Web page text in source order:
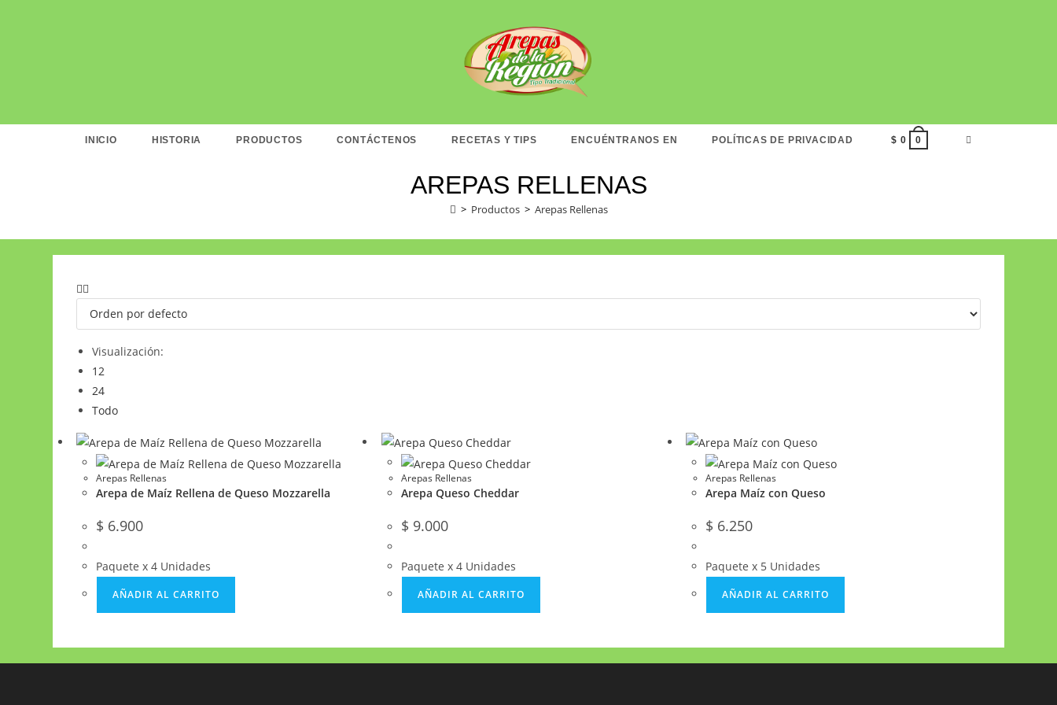
INICIO HISTORIA PRODUCTOS CONTÁCTENOS RECETAS Y TIPS ENCUÉNTRANOS EN POLÍTICAS DE PRIVACIDAD $ 0 0 ALTERNAR
AREPAS RELLENAS
> Productos > Arepas Rellenas
Visualización:
12
24
Todo
Arepas Rellenas
Arepa de Maíz Rellena de Queso Mozzarella
$ 6.900
Paquete x 4 Unidades
AÑADIR AL CARRITO
Arepas Rellenas
Arepa Queso Cheddar
$ 9.000
Paquete x 4 Unidades
AÑADIR AL CARRITO
Arepas Rellenas
Arepa Maíz con Queso
$ 6.250
Paquete x 5 Unidades
AÑADIR AL CARRITO